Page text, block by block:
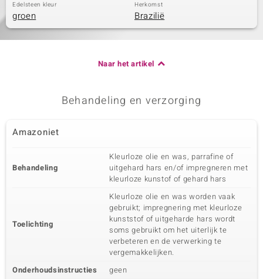
Edelsteen kleur
groen
Herkomst
Brazilië
Naar het artikel
Behandeling en verzorging
Amazoniet
Behandeling
Kleurloze olie en was, parrafine of
uitgehard hars en/of impregneren met
kleurloze kunstof of gehard hars
Toelichting
Kleurloze olie en was worden vaak
gebruikt; impregnering met kleurloze
kunststof of uitgeharde hars wordt
soms gebruikt om het uiterlijk te
verbeteren en de verwerking te
vergemakkelijken.
Onderhoudsinstructies
geen